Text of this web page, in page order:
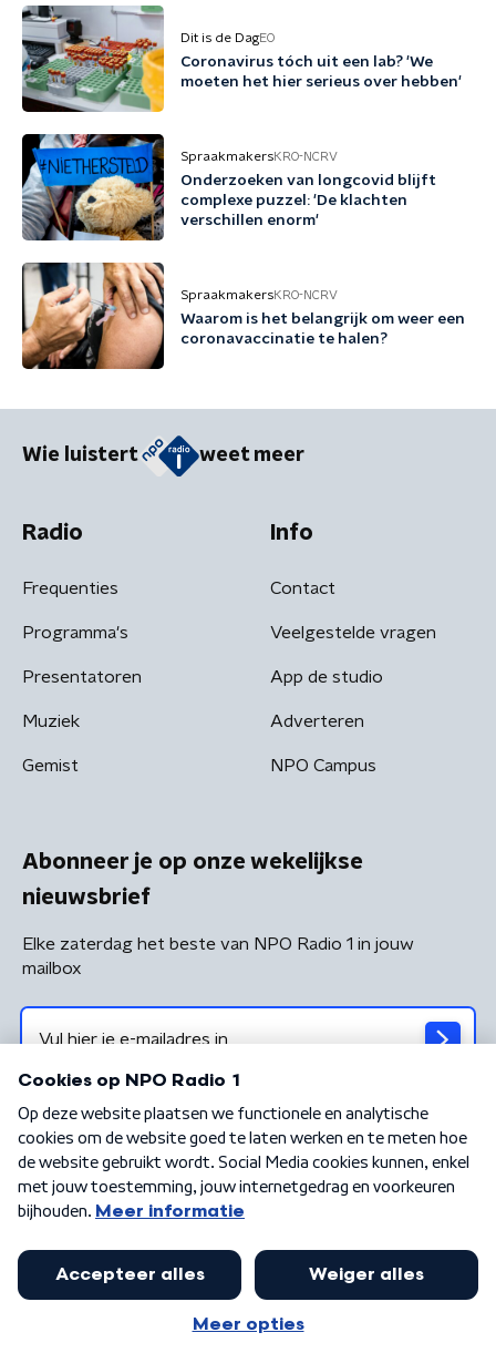
Dit is de DagEO
Coronavirus tóch uit een lab? 'We
moeten het hier serieus over hebben'
SpraakmakersKRO-NCRV
Onderzoeken van longcovid blijft
complexe puzzel: 'De klachten
verschillen enorm'
SpraakmakersKRO-NCRV
Waarom is het belangrijk om weer een
coronavaccinatie te halen?
Wie luistert weet meer
Radio
Frequenties
Programma's
Presentatoren
Muziek
Gemist
Info
Contact
Veelgestelde vragen
App de studio
Adverteren
NPO Campus
Abonneer je op onze wekelijkse
nieuwsbrief
Elke zaterdag het beste van NPO Radio 1 in jouw
mailbox
Algemene voorwaarden